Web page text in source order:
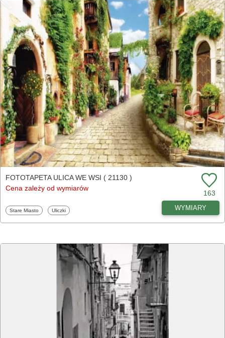
FOTOTAPETA ULICA WE WSI ( 21130 )
Cena zależy od wymiarów
163
Fototapety
Stare Miasto Fototapety
Uliczki WYMIARY